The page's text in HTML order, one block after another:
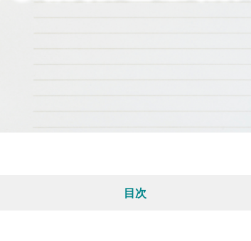
目次